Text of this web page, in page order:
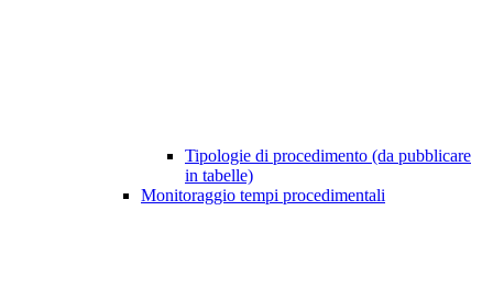
Tipologie di procedimento (da pubblicare
in tabelle)
Monitoraggio tempi procedimentali